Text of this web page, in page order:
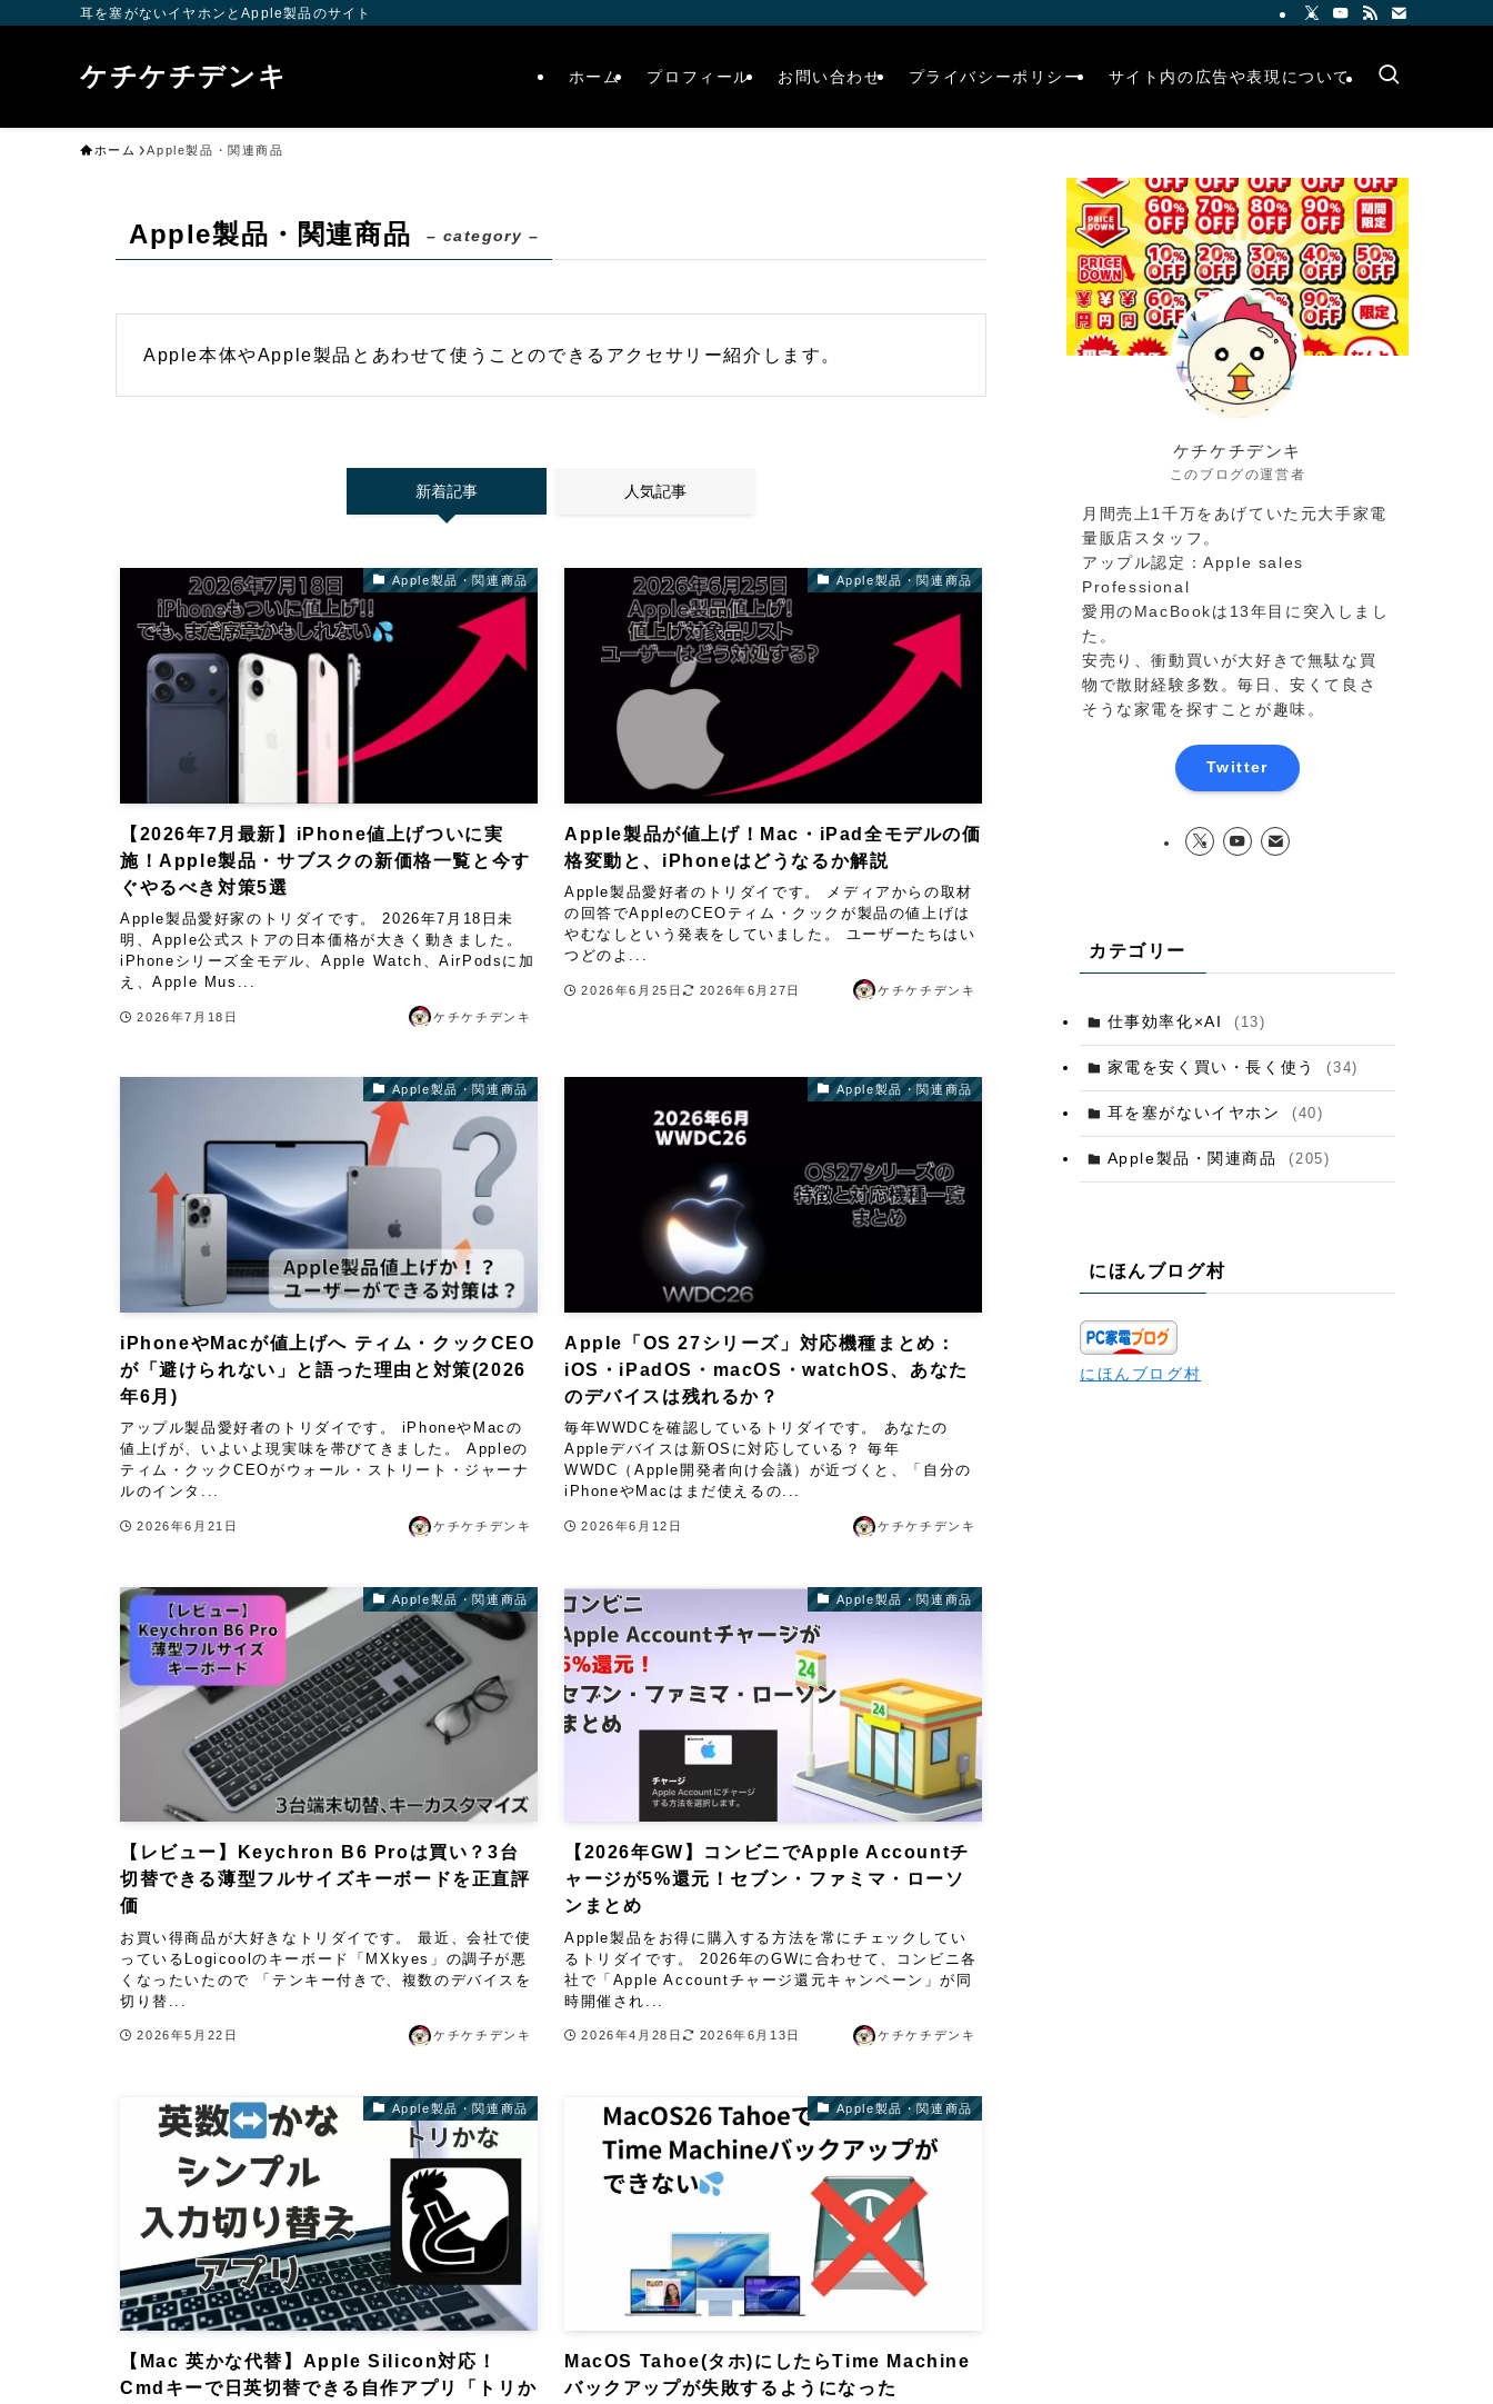
耳を塞がないイヤホンとApple製品のサイト
ケチケチデンキ ホーム プロフィール お問い合わせ プライバシーポリシー サイト内の広告や表現について
ホーム Apple製品・関連商品
Apple製品・関連商品 – category –
Apple本体やApple製品とあわせて使うことのできるアクセサリー紹介します。
新着記事 人気記事
Apple製品・関連商品
【2026年7月最新】iPhone値上げついに実
施！Apple製品・サブスクの新価格一覧と今す
ぐやるべき対策5選
Apple製品愛好家のトリダイです。 2026年7月18日未
明、Apple公式ストアの日本価格が大きく動きました。
iPhoneシリーズ全モデル、Apple Watch、AirPodsに加
え、Apple Mus...
2026年7月18日 ケチケチデンキ
Apple製品・関連商品
Apple製品が値上げ！Mac・iPad全モデルの価
格変動と、iPhoneはどうなるか解説
Apple製品愛好者のトリダイです。 メディアからの取材
の回答でAppleのCEOティム・クックが製品の値上げは
やむなしという発表をしていました。 ユーザーたちはい
つどのよ...
2026年6月25日 2026年6月27日 ケチケチデンキ
Apple製品・関連商品
iPhoneやMacが値上げへ ティム・クックCEO
が「避けられない」と語った理由と対策(2026
年6月)
アップル製品愛好者のトリダイです。 iPhoneやMacの
値上げが、いよいよ現実味を帯びてきました。 Appleの
ティム・クックCEOがウォール・ストリート・ジャーナ
ルのインタ...
2026年6月21日 ケチケチデンキ
Apple製品・関連商品
Apple「OS 27シリーズ」対応機種まとめ：
iOS・iPadOS・macOS・watchOS、あなた
のデバイスは残れるか？
毎年WWDCを確認しているトリダイです。 あなたの
Appleデバイスは新OSに対応している？ 毎年
WWDC（Apple開発者向け会議）が近づくと、「自分の
iPhoneやMacはまだ使えるの...
2026年6月12日 ケチケチデンキ
Apple製品・関連商品
【レビュー】Keychron B6 Proは買い？3台
切替できる薄型フルサイズキーボードを正直評
価
お買い得商品が大好きなトリダイです。 最近、会社で使
っているLogicoolのキーボード「MXkyes」の調子が悪
くなったいたので 「テンキー付きで、複数のデバイスを
切り替...
2026年5月22日 ケチケチデンキ
Apple製品・関連商品
【2026年GW】コンビニでApple Accountチ
ャージが5%還元！セブン・ファミマ・ローソ
ンまとめ
Apple製品をお得に購入する方法を常にチェックしてい
るトリダイです。 2026年のGWに合わせて、コンビニ各
社で「Apple Accountチャージ還元キャンペーン」が同
時開催され...
2026年4月28日 2026年6月13日 ケチケチデンキ
Apple製品・関連商品
【Mac 英かな代替】Apple Silicon対応！
Cmdキーで日英切替できる自作アプリ「トリか
Apple製品・関連商品
MacOS Tahoe(タホ)にしたらTime Machine
バックアップが失敗するようになった
ケチケチデンキ
このブログの運営者
月間売上1千万をあげていた元大手家電
量販店スタッフ。
アップル認定：Apple sales
Professional
愛用のMacBookは13年目に突入しまし
た。
安売り、衝動買いが大好きで無駄な買
物で散財経験多数。毎日、安くて良さ
そうな家電を探すことが趣味。
Twitter
カテゴリー
仕事効率化×AI (13)
家電を安く買い・長く使う (34)
耳を塞がないイヤホン (40)
Apple製品・関連商品 (205)
にほんブログ村
にほんブログ村